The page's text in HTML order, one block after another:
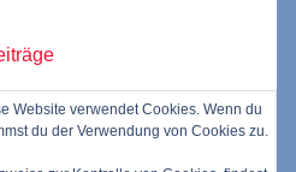
Website verwendet Cookies. Wenn du
du der Verwendung von Cookies zu.